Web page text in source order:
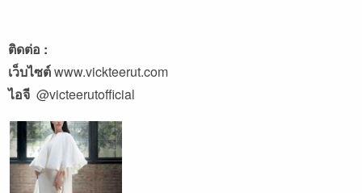
ติดต่อ :
เว็บไซต์www.vickteerut.com
ไอจี @victeerutofficial